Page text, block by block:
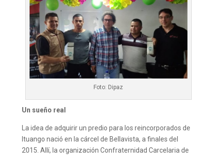
Foto: Dipaz
Un sueño real
La idea de adquirir un predio para los reincorporados de
Ituango nació en la cárcel de Bellavista, a finales del
2015. Allí, la organización Confraternidad Carcelaria de